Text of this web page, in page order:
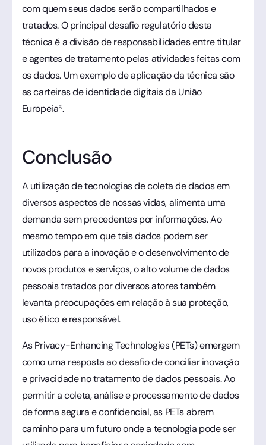
com quem seus dados serão compartilhados e
tratados. O principal desafio regulatório desta
técnica é a divisão de responsabilidades entre titular
e agentes de tratamento pelas atividades feitas com
os dados. Um exemplo de aplicação da técnica são
as carteiras de identidade digitais da União
Europeia⁵.
Conclusão
A utilização de tecnologias de coleta de dados em
diversos aspectos de nossas vidas, alimenta uma
demanda sem precedentes por informações. Ao
mesmo tempo em que tais dados podem ser
utilizados para a inovação e o desenvolvimento de
novos produtos e serviços, o alto volume de dados
pessoais tratados por diversos atores também
levanta preocupações em relação à sua proteção,
uso ético e responsável.
As Privacy-Enhancing Technologies (PETs) emergem
como uma resposta ao desafio de conciliar inovação
e privacidade no tratamento de dados pessoais. Ao
permitir a coleta, análise e processamento de dados
de forma segura e confidencial, as PETs abrem
caminho para um futuro onde a tecnologia pode ser